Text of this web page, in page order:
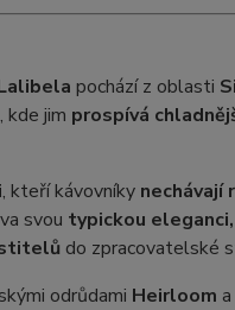
pochází z oblasti
, kde jim prospívá
, kteří kávovníky nechávají
svou typickou
do zpracovatelské
odrůdami Heirloom